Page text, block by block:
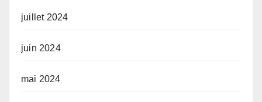
juillet 2024
juin 2024
mai 2024